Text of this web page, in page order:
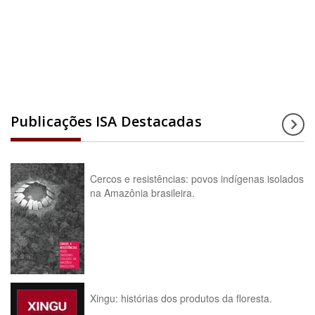
Publicações ISA Destacadas
Cercos e resistências: povos indígenas isolados
na Amazônia brasileira.
Xingu: histórias dos produtos da floresta.